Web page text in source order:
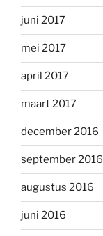
juni 2017
mei 2017
april 2017
maart 2017
december 2016
september 2016
augustus 2016
juni 2016